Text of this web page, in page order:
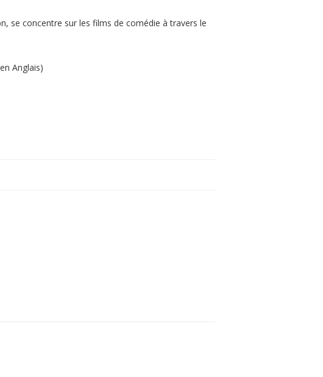
se concentre sur les films de comédie à travers le
Anglais)